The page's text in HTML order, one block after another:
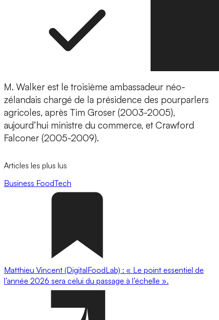
M. Walker est le troisième ambassadeur néo-
zélandais chargé de la présidence des pourparlers
agricoles, après Tim Groser (2003-2005),
aujourd’hui ministre du commerce, et Crawford
Falconer (2005-2009).
Articles les plus lus
Business FoodTech
Matthieu Vincent (DigitalFoodLab) : « Le point essentiel de
l’année 2026 sera celui du passage à l’échelle ».